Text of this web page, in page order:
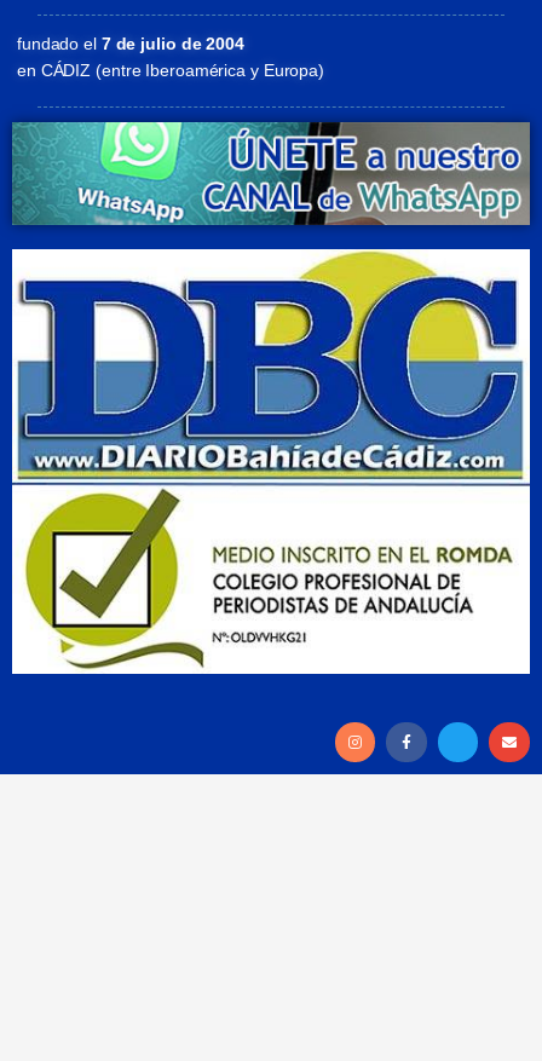
fundado el7 de julio de 2004
en CÁDIZ (entre Iberoamérica y Europa)